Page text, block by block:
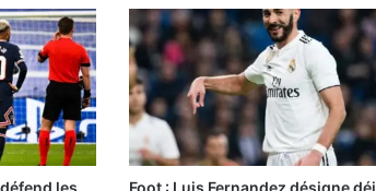
les Foot : Luis Fernandez désigne